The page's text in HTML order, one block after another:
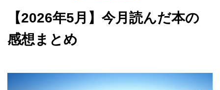
【2026年5月】今月読んだ本の
感想まとめ